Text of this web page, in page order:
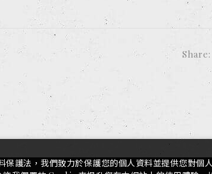
Share:
保護法，我們致力於保護您的個人資料並提供您對個